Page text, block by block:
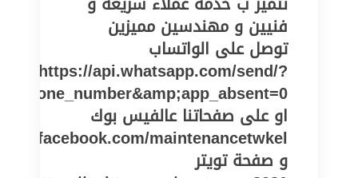
فنيين و مهندسين مميزين
توصل على الواتساب
https://api.whatsapp.com/send/?
او على صفحاتنا عالفيس بوك
maintenancetwkel
و صفحة تويتر